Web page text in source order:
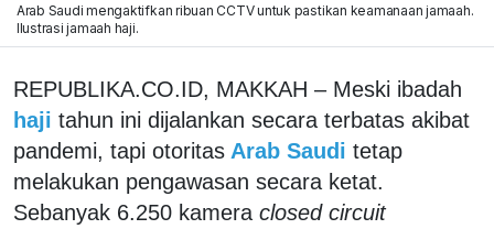
Arab Saudi mengaktifkan ribuan CCTV untuk pastikan keamanaan jamaah.
Ilustrasi jamaah haji.
REPUBLIKA.CO.ID, MAKKAH – Meski ibadah
haji tahun ini dijalankan secara terbatas akibat
pandemi, tapi otoritas Arab Saudi tetap
melakukan pengawasan secara ketat.
Sebanyak 6.250 kamera closed circuit